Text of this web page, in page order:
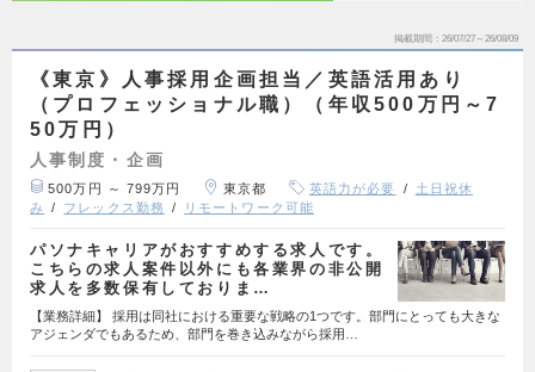
掲載期間 26/07/27～26/08/09
《東京》人事採用企画担当／英語活用あり
（プロフェッショナル職）（年収500万円～7
50万円）
人事制度・企画
500万円 ～ 799万円 東京都 英語力が必要
土日祝休
み
フレックス勤務 リモートワーク可能
パソナキャリアがおすすめする求人です。
こちらの求人案件以外にも各業界の非公開
求人を多数保有しておりま…
【業務詳細】 採用は同社における重要な戦略の1つです。部門にとっても大きな
アジェンダでもあるため、部門を巻き込みながら採用…